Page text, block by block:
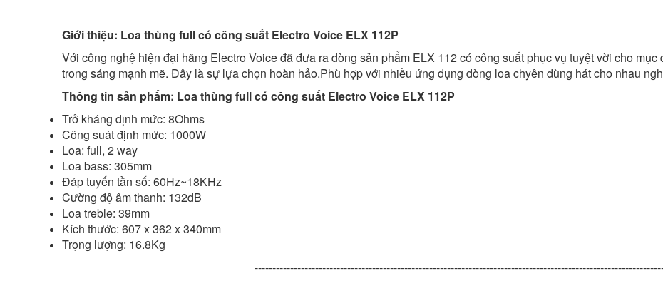
Giới thiệu: Loa thùng full có công suất Electro Voice ELX 112P
Với công nghệ hiện đại hãng Electro Voice đã đưa ra dòng sản phẩm ELX 112 có công suất phục vụ tuyệt vời cho
trong sáng mạnh mẽ. Đây là sự lựa chọn hoàn hảo.Phù hợp với nhiều ứng dụng dòng loa chyên dùng hát cho nhau
Thông tin sản phẩm: Loa thùng full có công suất Electro Voice ELX 112P
Trở kháng định mức: 8Ohms
Công suát định mức: 1000W
Loa: full, 2 way
Loa bass: 305mm
Đáp tuyến tần số: 60Hz~18KHz
Cường độ âm thanh: 132dB
Loa treble: 39mm
Kích thước: 607 x 362 x 340mm
Trọng lượng: 16.8Kg